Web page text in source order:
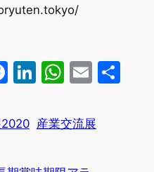
Facebook
LinkedIn
Email
2020 産業交流展